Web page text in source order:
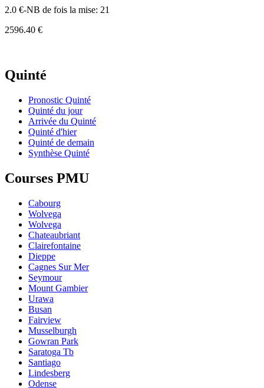
2.0 €-NB de fois la mise: 21
2596.40 €
Quinté
Pronostic Quinté
Quinté du jour
Arrivée du Quinté
Quinté d'hier
Quinté de demain
Synthèse Quinté
Courses PMU
Cabourg
Wolvega
Wolvega
Chateaubriant
Clairefontaine
Dieppe
Cagnes Sur Mer
Seymour
Mount Gambier
Urawa
Busan
Fairview
Musselburgh
Gowran Park
Saratoga Tb
Santiago
Lindesberg
Odense